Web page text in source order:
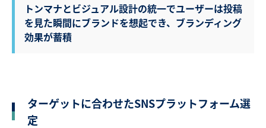
トンマナとビジュアル設計の統一でユーザーは投稿
を見た瞬間にブランドを想起でき、ブランディング
効果が蓄積
ターゲットに合わせたSNSプラットフォーム選
定